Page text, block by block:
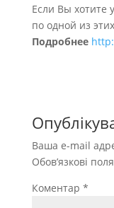
Если Вы хотите
по одной из
Подробнее
Ваша e-mail
Обов’язкові
Коментар *